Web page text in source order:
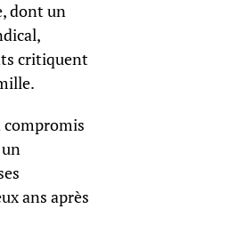
dont un
critiquent
compromis
ans après